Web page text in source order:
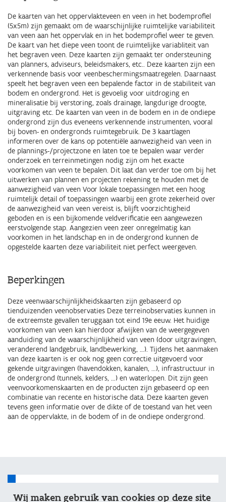
De kaarten van het oppervlakteveen en veen in het bodemprofiel
(5x5m) zijn gemaakt om de waarschijnlijke ruimtelijke variabiliteit
van veen aan het oppervlak en in het bodemprofiel weer te geven.
De kaart van het diepe veen toont de ruimtelijke variabliteit van
het begraven veen. Deze kaarten zijn gemaakt ter ondersteuning
van planners, adviseurs, beleidsmakers, etc.. Deze kaarten zijn een
verkennende basis voor veenbeschermingsmaatregelen. Daarnaast
speelt het begraven veen een bepalende factor in de stabiliteit van
bodem en ondergrond. Het is gevoelig voor uitdroging en
mineralisatie bij verstoring, zoals drainage, langdurige droogte,
uitgraving etc. De kaarten van veen in de bodem en in de ondiepe
ondergrond zijn dus eveneens verkennende instrumenten, vooral
bij boven- en ondergronds ruimtegebruik. De 3 kaartlagen
informeren over de kans op potentiële aanwezigheid van veen in
de plannings-/projectzone en laten toe te bepalen waar verder
onderzoek en terreinmetingen nodig zijn om het exacte
voorkomen van veen te bepalen. Dit laat dan verder toe om bij het
uitwerken van plannen en projecten rekening te houden met de
aanwezigheid van veen Voor lokale toepassingen met een hoog
ruimtelijk detail of toepassingen waarbij een grote zekerheid over
de aanwezigheid van veen vereist is, blijft voorzichtigheid
geboden en is een bijkomende veldverificatie een aangewezen
eerstvolgende stap. Aangezien veen zeer onregelmatig kan
voorkomen in het landschap en in de ondergrond kunnen de
opgestelde kaarten deze variabiliteit niet perfect weergeven.
Beperkingen
Deze veenwaarschijnlijkheidskaarten zijn gebaseerd op
tienduizenden veenobservaties Deze terreinobservaties kunnen in
de extreemste gevallen teruggaan tot eind 19e eeuw. Het huidige
voorkomen van veen kan hierdoor afwijken van de weergegeven
aanduiding van de waarschijnlijkheid van veen (door uitgravingen,
veranderend landgebruik, landbewerking, …). Tijdens het aanmaken
van deze kaarten is er ook nog geen correctie uitgevoerd voor
gekende uitgravingen (havendokken, kanalen, …), infrastructuur in
de ondergrond (tunnels, kelders, …) en waterlopen. Dit zijn geen
veenvoorkomenskaarten en de producten zijn gebaseerd op een
combinatie van recente en historische data. Deze kaarten geven
tevens geen informatie over de dikte of de toestand van het veen
aan de oppervlakte, in de bodem of in de ondiepe ondergrond.
Wij maken gebruik van cookies op deze site